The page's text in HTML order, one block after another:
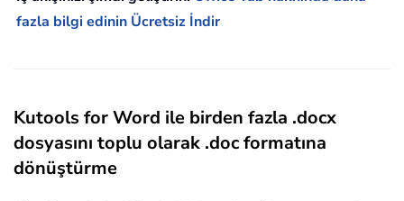
fazla bilgi edinin Ücretsiz İndir
Kutools for Word ile birden fazla .docx
dosyasını toplu olarak .doc formatına
dönüştürme